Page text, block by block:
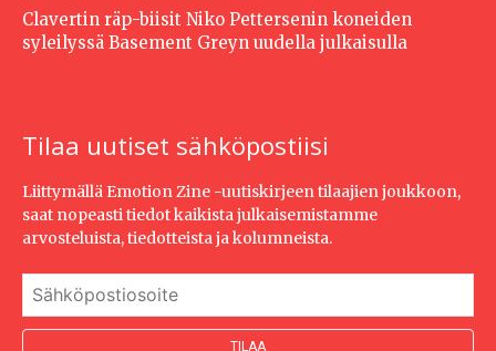
Clavertin räp-biisit Niko Pettersenin koneiden
syleilyssä Basement Greyn uudella julkaisulla
Tilaa uutiset sähköpostiisi
Liittymällä Emotion Zine -uutiskirjeen tilaajien joukkoon,
saat nopeasti tiedot kaikista julkaisemistamme
arvosteluista, tiedotteista ja kolumneista.